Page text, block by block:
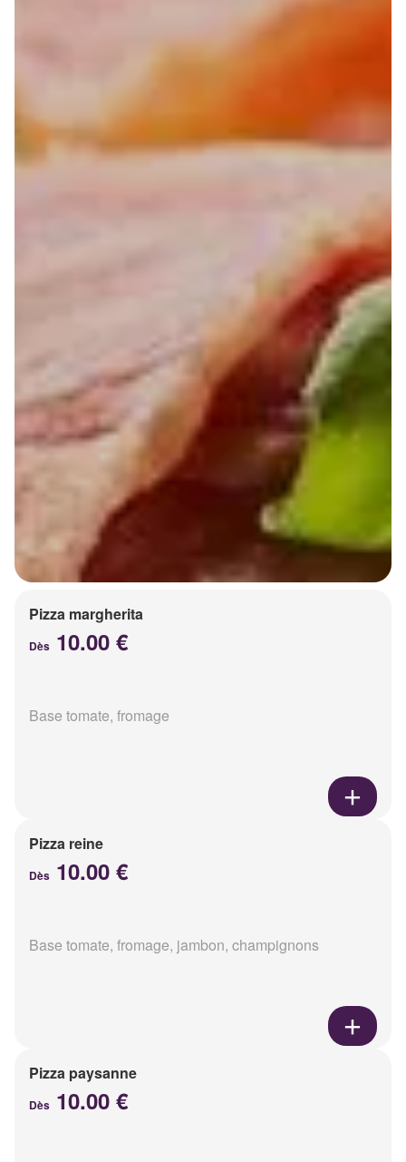
Pizza margherita
Dès 10.00 €
Base tomate, fromage
Pizza reine
Dès 10.00 €
Base tomate, fromage, jambon, champignons
Pizza paysanne
Dès 10.00 €